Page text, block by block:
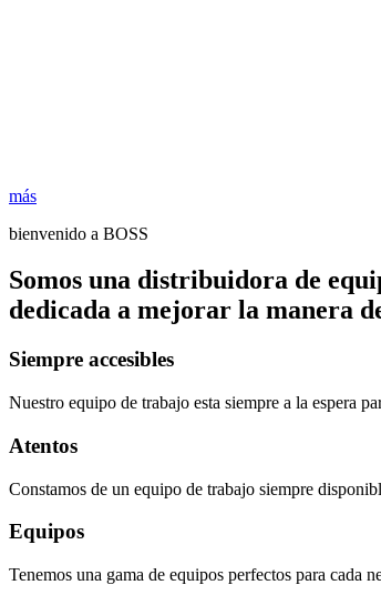
más
bienvenido a BOSS
Somos una distribuidora de
dedicada a mejorar la manera
Siempre accesibles
Nuestro equipo de trabajo esta siempre a la espera
Atentos
Constamos de un equipo de trabajo siempre
Equipos
Tenemos una gama de equipos perfectos para cada